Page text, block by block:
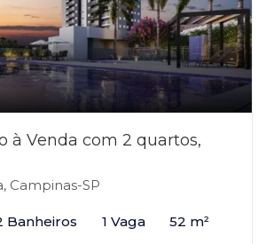
à Venda com 2 quartos,
Campinas-SP
Banheiros 1 Vaga 52 m²